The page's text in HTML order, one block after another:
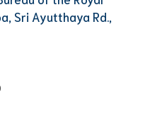
Sri Ayutthaya Rd.,